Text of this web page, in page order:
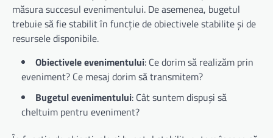
măsura succesul evenimentului. De asemenea, bugetul
trebuie să fie stabilit în funcție de obiectivele stabilite și de
resursele disponibile.
Obiectivele evenimentului: Ce dorim să realizăm prin
eveniment? Ce mesaj dorim să transmitem?
Bugetul evenimentului: Cât suntem dispuși să
cheltuim pentru eveniment?